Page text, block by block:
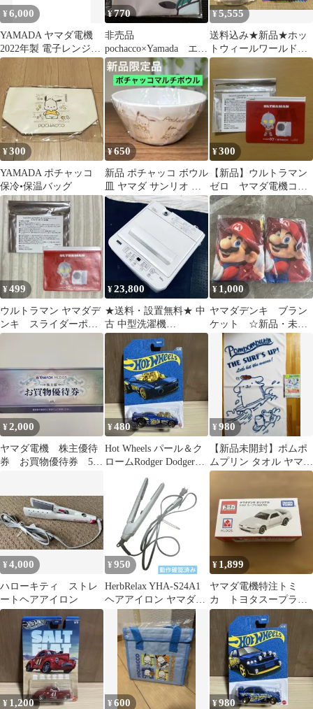
¥6,000
YAMADA ヤマダ電機
2022年製 電子レンジ
YMW-S17G1
¥770
非売品
pochacco×Yamada エコ
バッグ 未開封
¥5,555
送料込み★新品★ホッ
トウィールワールド限
定★ポルシェ935★スカ
¥300
YAMADA ポチャッコ
保冷•保温バッグ
¥650
新品 ポチャッコ ボウル
皿 ヤマダ サンリオ コ
ラボ 限定品 子供食器
¥300
【新品】ウルトラマン
ゼロ ヤマダ電機コラ
ボキャンペーン スラ
イダーポーチ
¥499
ウルトラマン ヤマダデ
ンキ スライダーポー
チ 非売品
¥23,800
★送料・設置無料★ 中
古 中型洗濯機
YAMADA (No.1178)
¥ 1,000
ヤマダデンキ ブラン
ケット ☆新品・未使
用☆ 2組セット！ 缶
バッジ付き
¥2,000
ヤマダ電機 株主優待
券 お買物優待券 500
¥480
Hot Wheels パール＆ク
ロームRodger Dodger
¥980
​【新品未開封】ポムポ
ムプリン タオル ヤマダ
電機 非売品 サーフィン
¥4,000
ハローキティ ストレ
ートヘアアイロン
¥ 950
HerbRelax YHA-S24A1
ヘアアイロン ヤマダ電
機 ホワイト
¥ 1,899
ヤマダ電機特注トミ
カ トヨタスープラ
(MA70)
¥ 1,200 ¥600 ¥980